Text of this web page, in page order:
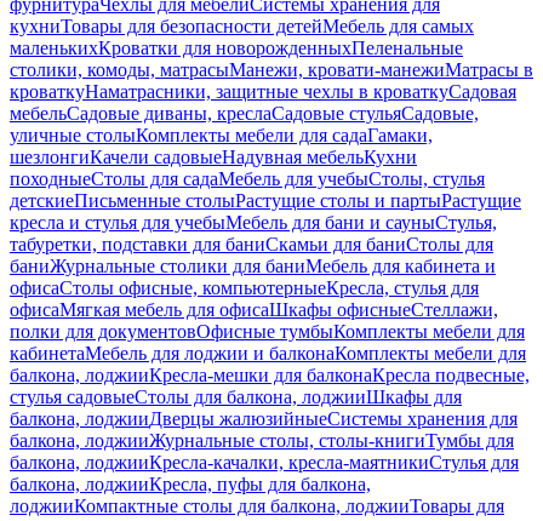
фурнитураЧехлы для мебелиСистемы хранения для
кухниТовары для безопасности детейМебель для самых
маленькихКроватки для новорожденныхПеленальные
столики, комоды, матрасыМанежи, кровати-манежиМатрасы в
кроваткуНаматрасники, защитные чехлы в кроваткуСадовая
мебельСадовые диваны, креслаСадовые стульяСадовые,
уличные столыКомплекты мебели для садаГамаки,
шезлонгиКачели садовыеНадувная мебельКухни
походныеСтолы для садаМебель для учебыСтолы, стулья
детскиеПисьменные столыРастущие столы и партыРастущие
кресла и стулья для учебыМебель для бани и сауныСтулья,
табуретки, подставки для баниСкамьи для баниСтолы для
баниЖурнальные столики для баниМебель для кабинета и
офисаСтолы офисные, компьютерныеКресла, стулья для
офисаМягкая мебель для офисаШкафы офисныеСтеллажи,
полки для документовОфисные тумбыКомплекты мебели для
кабинетаМебель для лоджии и балконаКомплекты мебели для
балкона, лоджииКресла-мешки для балконаКресла подвесные,
стулья садовыеСтолы для балкона, лоджииШкафы для
балкона, лоджииДверцы жалюзийныеСистемы хранения для
балкона, лоджииЖурнальные столы, столы-книгиТумбы для
балкона, лоджииКресла-качалки, кресла-маятникиСтулья для
балкона, лоджииКресла, пуфы для балкона,
лоджииКомпактные столы для балкона, лоджииТовары для